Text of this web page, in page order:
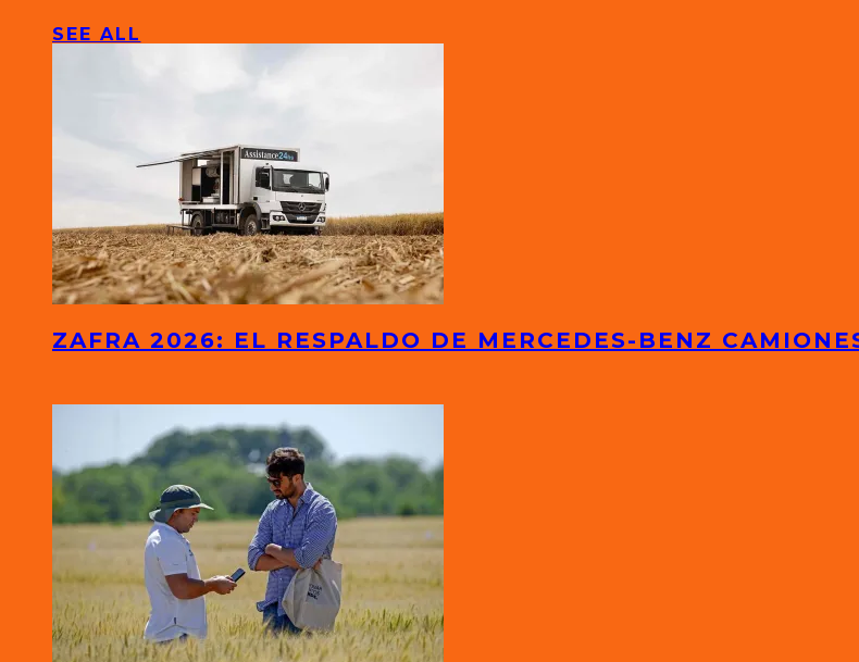
SEE ALL
ZAFRA 2026: EL RESPALDO DE MERCEDES-BENZ